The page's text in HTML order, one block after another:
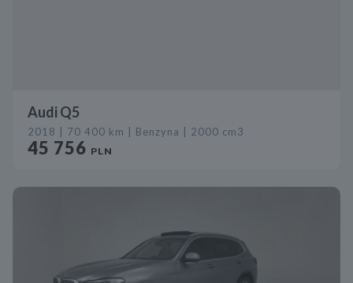
Audi Q5
2018 | 70 400 km | Benzyna | 2000 cm3
45 756 PLN